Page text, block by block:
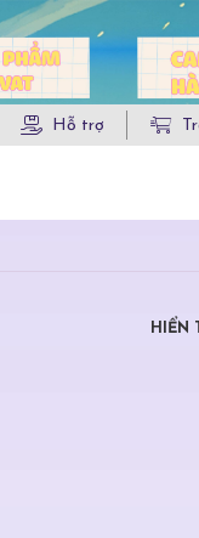
Hỗ trợ
HIỂN